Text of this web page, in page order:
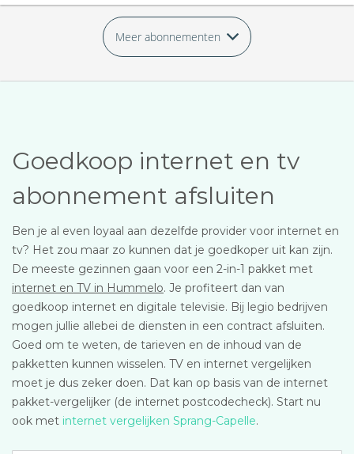
Meer abonnementen
Goedkoop internet en tv
abonnement afsluiten
Ben je al even loyaal aan dezelfde provider voor internet en
tv? Het zou maar zo kunnen dat je goedkoper uit kan zijn.
De meeste gezinnen gaan voor een 2-in-1 pakket met
internet en TV in Hummelo. Je profiteert dan van
goedkoop internet en digitale televisie. Bij legio bedrijven
mogen jullie allebei de diensten in een contract afsluiten.
Goed om te weten, de tarieven en de inhoud van de
pakketten kunnen wisselen. TV en internet vergelijken
moet je dus zeker doen. Dat kan op basis van de internet
pakket-vergelijker (de internet postcodecheck). Start nu
ook met internet vergelijken Sprang-Capelle.